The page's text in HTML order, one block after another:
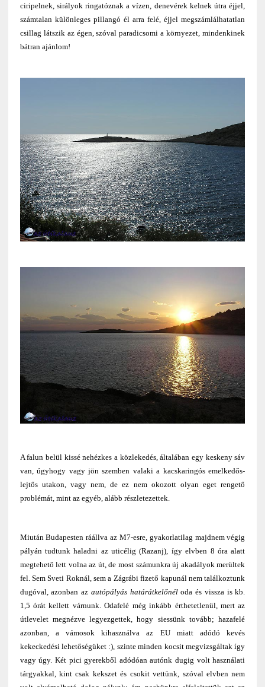
ciripelnek, sirályok ringatóznak a vízen, denevérek kelnek útra éjjel,
számtalan különleges pillangó él arra felé, éjjel megszámlálhatatlan
csillag látszik az égen, szóval paradicsomi a környezet, mindenkinek
bátran ajánlom!
A falun belül kissé nehézkes a közlekedés, általában egy keskeny sáv
van, úgyhogy vagy jön szemben valaki a kacskaringós emelkedős-
lejtős utakon, vagy nem, de ez nem okozott olyan eget rengető
problémát, mint az egyéb, alább részletezettek.
Miután Budapesten ráállva az M7-esre, gyakorlatilag majdnem végig
pályán tudtunk haladni az uticélig (Razanj), így elvben 8 óra alatt
megtehető lett volna az út, de most számunkra új akadályok merültek
fel. Sem Sveti Roknál, sem a Zágrábi fizető kapunál nem találkoztunk
dugóval, azonban az autópályás határátkelőnéloda és vissza is kb.
1,5 órát kellett várnunk. Odafelé még inkább érthetetlenül, mert az
útlevelet megnézve legyezgettek, hogy siessünk tovább; hazafelé
azonban, a vámosok kihasználva az EU miatt adódó kevés
kekeckedési lehetőségüket :), szinte minden kocsit megvizsgáltak így
vagy úgy. Két pici gyerekből adódóan autónk dugig volt használati
tárgyakkal, kint csak kekszet és csokit vettünk, szóval elvben nem